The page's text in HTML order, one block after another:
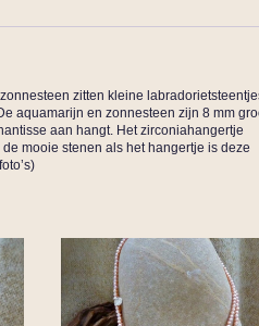
zitten kleine
aquamarijn en zonnesteen zijn 8 mm
aan hangt. Het zirconiahangertje
mooie stenen als het hangertje is deze